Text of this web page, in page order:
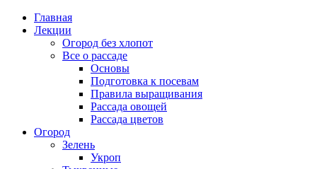
Главная
Лекции
Огород без хлопот
Все о рассаде
Основы
Подготовка к посевам
Правила выращивания
Рассада овощей
Рассада цветов
Огород
Зелень
Укроп